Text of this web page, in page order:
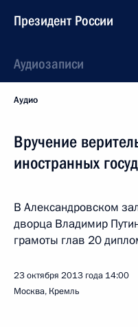
Президент России
Аудиозаписи
Аудио
Вручение
иностранных
В Александровском
дворца Владимир
грамоты глав 20
23 октября 2013 года 14:00
Москва, Кремль